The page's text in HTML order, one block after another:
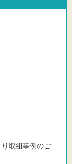
取組事例のご